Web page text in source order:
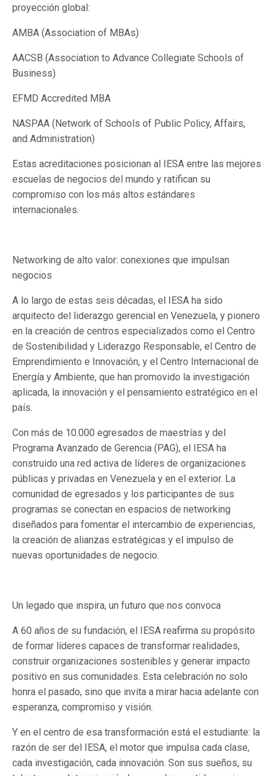
proyección global:
AMBA (Association of MBAs)
AACSB (Association to Advance Collegiate Schools of
Business)
EFMD Accredited MBA
NASPAA (Network of Schools of Public Policy, Affairs,
and Administration)
Estas acreditaciones posicionan al IESA entre las mejores
escuelas de negocios del mundo y ratifican su
compromiso con los más altos estándares
internacionales.
Networking de alto valor: conexiones que impulsan
negocios
A lo largo de estas seis décadas, el IESA ha sido
arquitecto del liderazgo gerencial en Venezuela, y pionero
en la creación de centros especializados como el Centro
de Sostenibilidad y Liderazgo Responsable, el Centro de
Emprendimiento e Innovación, y el Centro Internacional de
Energía y Ambiente, que han promovido la investigación
aplicada, la innovación y el pensamiento estratégico en el
país.
Con más de 10.000 egresados de maestrías y del
Programa Avanzado de Gerencia (PAG), el IESA ha
construido una red activa de líderes de organizaciones
públicas y privadas en Venezuela y en el exterior. La
comunidad de egresados y los participantes de sus
programas se conectan en espacios de networking
diseñados para fomentar el intercambio de experiencias,
la creación de alianzas estratégicas y el impulso de
nuevas oportunidades de negocio.
Un legado que inspira, un futuro que nos convoca
A 60 años de su fundación, el IESA reafirma su propósito
de formar líderes capaces de transformar realidades,
construir organizaciones sostenibles y generar impacto
positivo en sus comunidades. Esta celebración no solo
honra el pasado, sino que invita a mirar hacia adelante con
esperanza, compromiso y visión.
Y en el centro de esa transformación está el estudiante: la
razón de ser del IESA, el motor que impulsa cada clase,
cada investigación, cada innovación. Son sus sueños, su